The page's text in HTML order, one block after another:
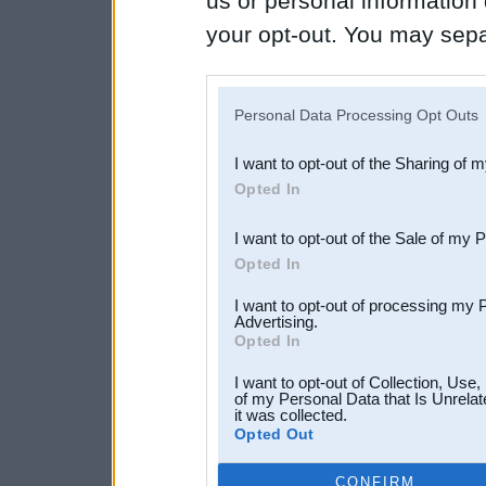
your opt-out. You may
Downstream Participants
third parties.
Personal Data Processing Opt Outs
I want to opt-out of the Sharing of
Opted In
I want to opt-out of the Sale of my
Opted In
I want to opt-out of processing my
Advertising.
Opted In
I want to opt-out of Collection,
of my Personal Data that Is
it was collected.
Opted Out
CONFIRM